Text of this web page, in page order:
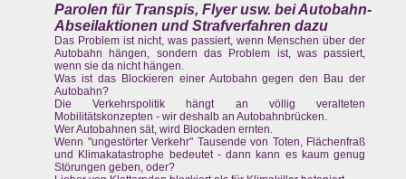
Parolen für Transpis, Flyer usw. bei Autobahn-
Abseilaktionen und Strafverfahren dazu
Das Problem ist nicht, was passiert, wenn Menschen über der
Autobahn hängen, sondern das Problem ist, was passiert,
wenn sie da nicht hängen.
Was ist das Blockieren einer Autobahn gegen den Bau der
Autobahn?
Die Verkehrspolitik hängt an völlig veralteten
Mobilitätskonzepten - wir deshalb an Autobahnbrücken.
Wer Autobahnen sät, wird Blockaden ernten.
Wenn "ungestörter Verkehr" Tausende von Toten, Flächenfraß
und Klimakatastrophe bedeutet - dann kann es kaum genug
Störungen geben, oder?